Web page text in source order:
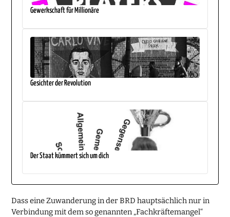
Gewerkschaft für Millionäre
Gesichter der Revolution
Der Staat kümmert sich um dich
Dass eine Zuwanderung in der BRD hauptsächlich nur in
Verbindung mit dem so genannten „Fachkräftemangel“